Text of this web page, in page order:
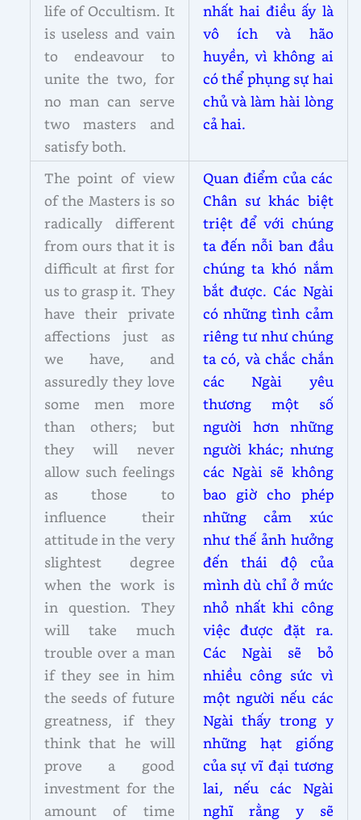
life of Occultism. It
is useless and vain
to endeavour to
unite the two, for
no man can serve
two masters and
satisfy both.
nhất hai điều ấy là
vô ích và hão
huyền, vì không ai
có thể phụng sự hai
chủ và làm hài lòng
cả hai.
The point of view
of the Masters is so
radically different
from ours that it is
difficult at first for
us to grasp it. They
have their private
affections just as
we have, and
assuredly they love
some men more
than others; but
they will never
allow such feelings
as those to
influence their
attitude in the very
slightest degree
when the work is
in question. They
will take much
trouble over a man
if they see in him
the seeds of future
greatness, if they
think that he will
prove a good
investment for the
amount of time
Quan điểm của các
Chân sư khác biệt
triệt để với chúng
ta đến nỗi ban đầu
chúng ta khó nắm
bắt được. Các Ngài
có những tình cảm
riêng tư như chúng
ta có, và chắc chắn
các Ngài yêu
thương một số
người hơn những
người khác; nhưng
các Ngài sẽ không
bao giờ cho phép
những cảm xúc
như thế ảnh hưởng
đến thái độ của
mình dù chỉ ở mức
nhỏ nhất khi công
việc được đặt ra.
Các Ngài sẽ bỏ
nhiều công sức vì
một người nếu các
Ngài thấy trong y
những hạt giống
của sự vĩ đại tương
lai, nếu các Ngài
nghĩ rằng y sẽ